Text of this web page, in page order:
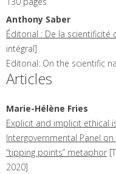
Anthony Saber
Éditorial : De la scientificité
intégral]
Editorial: On the scientific
Articles
Marie-Hélène Fries
Explicit and implicit ethical
Intergovernmental Panel
“tipping points” metaphor
2020]